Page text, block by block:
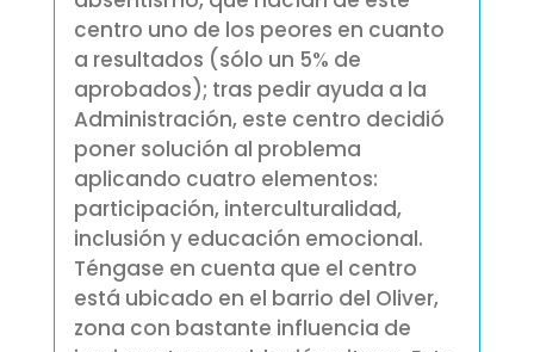
centro uno de los peores en cuanto
a resultados (sólo un 5% de
aprobados); tras pedir ayuda a la
Administración, este centro decidió
poner solución al problema
aplicando cuatro elementos:
participación, interculturalidad,
inclusión y educación emocional.
Téngase en cuenta que el centro
está ubicado en el barrio del Oliver,
zona con bastante influencia de